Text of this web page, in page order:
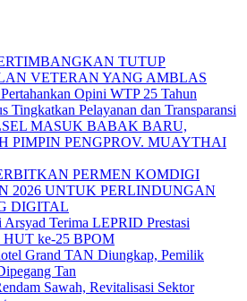
TUTUP
VETERAN YANG AMBLAS
Opini WTP 25 Tahun
Tingkatkan Pelayanan dan Transparansi
MASUK BABAK BARU,
PIMPIN PENGPROV. MUAYTHAI
PERMEN KOMDIGI
2026 UNTUK PERLINDUNGAN
DIGITAL
Terima LEPRID Prestasi
HUT ke-25 BPOM
Grand TAN Diungkap, Pemilik
Tan
Sawah, Revitalisasi Sektor